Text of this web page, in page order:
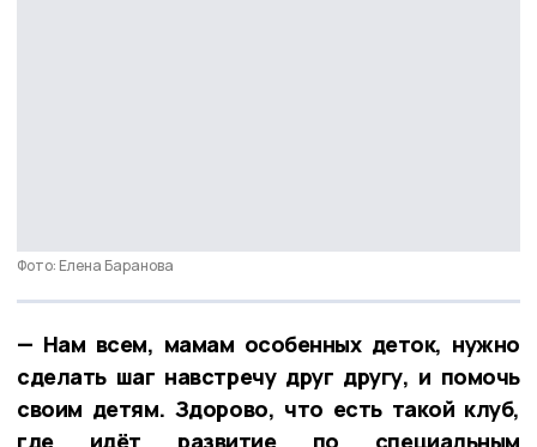
Фото: Елена Баранова
— Нам всем, мамам особенных деток, нужно
сделать шаг навстречу друг другу, и помочь
своим детям. Здорово, что есть такой клуб,
где идёт развитие по специальным